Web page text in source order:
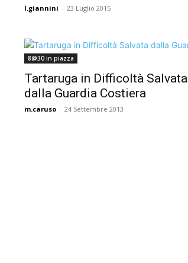
l.giannini - 23 Luglio 2015
8@30 in piazza
Tartaruga in Difficoltà Salvata
dalla Guardia Costiera
m.caruso - 24 Settembre 2013